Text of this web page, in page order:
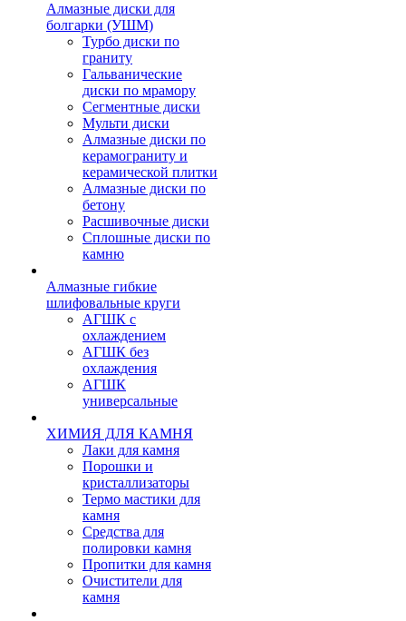
Алмазные диски для
болгарки (УШМ)
Турбо диски по
граниту
Гальванические
диски по мрамору
Сегментные диски
Мульти диски
Алмазные диски по
керамограниту и
керамической плитки
Алмазные диски по
бетону
Расшивочные диски
Сплошные диски по
камню
Алмазные гибкие
шлифовальные круги
АГШК с
охлаждением
АГШК без
охлаждения
АГШК
универсальные
ХИМИЯ ДЛЯ КАМНЯ
Лаки для камня
Порошки и
кристаллизаторы
Термо мастики для
камня
Средства для
полировки камня
Пропитки для камня
Очистители для
камня